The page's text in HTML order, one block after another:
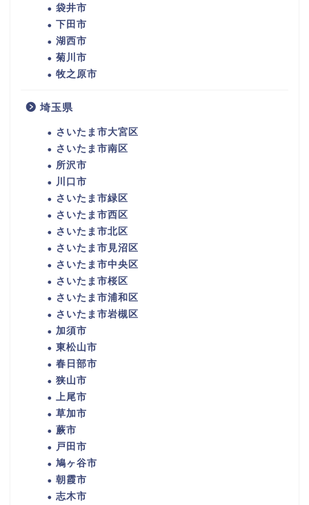
袋井市
下田市
湖西市
菊川市
牧之原市
埼玉県
さいたま市大宮区
さいたま市南区
所沢市
川口市
さいたま市緑区
さいたま市西区
さいたま市北区
さいたま市見沼区
さいたま市中央区
さいたま市桜区
さいたま市浦和区
さいたま市岩槻区
加須市
東松山市
春日部市
狭山市
上尾市
草加市
蕨市
戸田市
鳩ヶ谷市
朝霞市
志木市